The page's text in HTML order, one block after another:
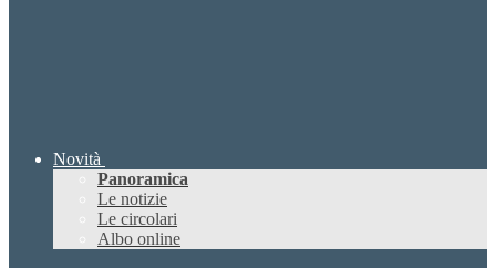
Novità
Panoramica
Le notizie
Le circolari
Albo online